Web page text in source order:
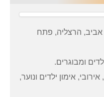
הרצליה, פתח
ומבוגרים.
אימון ילדים ונוער,